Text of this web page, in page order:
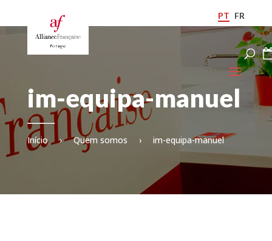
PT FR
im-equipa-manuel
Início › Quem somos › im-equipa-manuel